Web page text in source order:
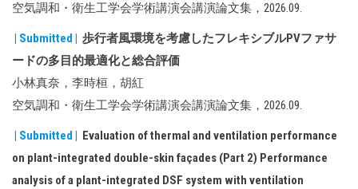
空気調和・衛生工学会学術講演会講演論文集，2026.09.
| Submitted | 歩行者風環境を考慮したフレキシブルPVファサ
ードの多目的最適化と総合評価
小林真奈，李時桓，胡紅
空気調和・衛生工学会学術講演会講演論文集，2026.09.
| Submitted | Evaluation of thermal and ventilation performance
on plant-integrated double-skin façades (Part 2) Performance
analysis of a plant-integrated DSF system with ventilation